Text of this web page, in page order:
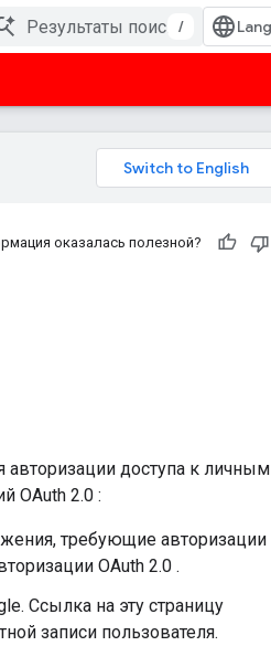
/
оказалась полезной?
авторизации доступа к личным
OAuth 2.0 :
требующие авторизации
OAuth 2.0 .
Ссылка на эту страницу
записи пользователя.